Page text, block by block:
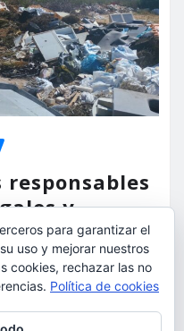
y
2026
para garantizar el
uso y mejorar nuestros
cookies, rechazar las no
Política de cookies